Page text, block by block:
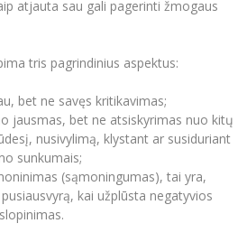
centras
Karaliaus Sedžiongo institutas
šalių studijų centras
Karaliaus Sedžiongo institutas
šalių studijų centras
politika
ir individualieji poreikiai
informacija
Ukrainai
prevencija
naujiems darbuotojams
Moodle (kompetencijų tobulinimui)
sistema "Studijos"
elektroninis paštas
autentifikacija universiteto
(MFA)
profiliai "CRIS"
atjauta sau gali pagerinti žmogaus
tris pagrindinius aspektus:
bet ne savęs kritikavimas;
jausmas, bet ne atsiskyrimas nuo kitų
nusivylimą, klystant ar susiduriant
sunkumais;
(sąmoningumas), tai yra,
kai užplūsta negatyvios